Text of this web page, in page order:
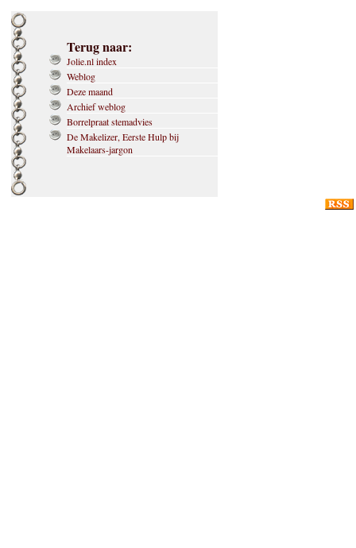
Terug naar:
Jolie.nl index
Weblog
Deze maand
Archief weblog
Borrelpraat stemadvies
De Makelizer, Eerste Hulp bij
Makelaars-jargon